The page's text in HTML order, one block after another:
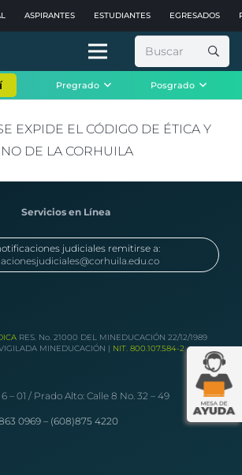
ASPIRANTES ESTUDIANTES EGRESADOS
Buscar:
Pregrado Posgrado
EXPIDE EL CÓDIGO DE ÉTICA Y
DE LA CORHUILA
Servicios en Línea
judiciales remitirse a:
RES. No. 21000 DEL MINEDUCACIÓN 22/12/1989
MINEDUCACIÓN | NIT. 800.107.584-2
– 01 / Prado Alto: Calle 8 No. 32 – 49
0969 – (608)875 4220